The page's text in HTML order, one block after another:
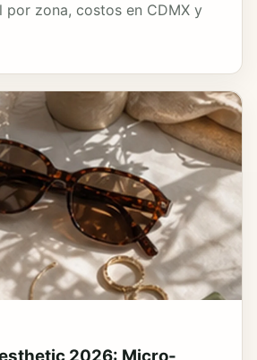
por zona, costos en CDMX y